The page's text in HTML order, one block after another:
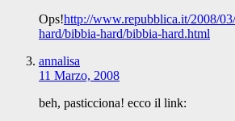
Ops!http://www.repubblica.it/2008/
hard/bibbia-hard/bibbia-hard.html
annalisa
11 Marzo, 2008
beh, pasticciona! ecco il link: